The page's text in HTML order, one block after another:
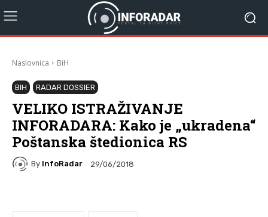
Naslovnica BiH
BIH RADAR DOSSIER
VELIKO ISTRAŽIVANJE
INFORADARA: Kako je „ukradena“
Poštanska štedionica RS
By InfoRadar 29/06/2018